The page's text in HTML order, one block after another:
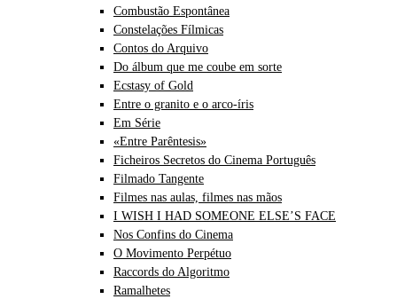
Combustão Espontânea
Constelações Fílmicas
Contos do Arquivo
Do álbum que me coube em sorte
Ecstasy of Gold
Entre o granito e o arco-íris
Em Série
«Entre Parêntesis»
Ficheiros Secretos do Cinema Português
Filmado Tangente
Filmes nas aulas, filmes nas mãos
I WISH I HAD SOMEONE ELSE’S FACE
Nos Confins do Cinema
O Movimento Perpétuo
Raccords do Algoritmo
Ramalhetes